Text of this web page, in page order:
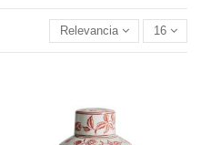
Relevancia 16